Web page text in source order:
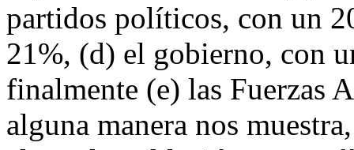
partidos políticos, con un
21%, (d) el gobierno, con
finalmente (e) las Fuerzas
alguna manera nos